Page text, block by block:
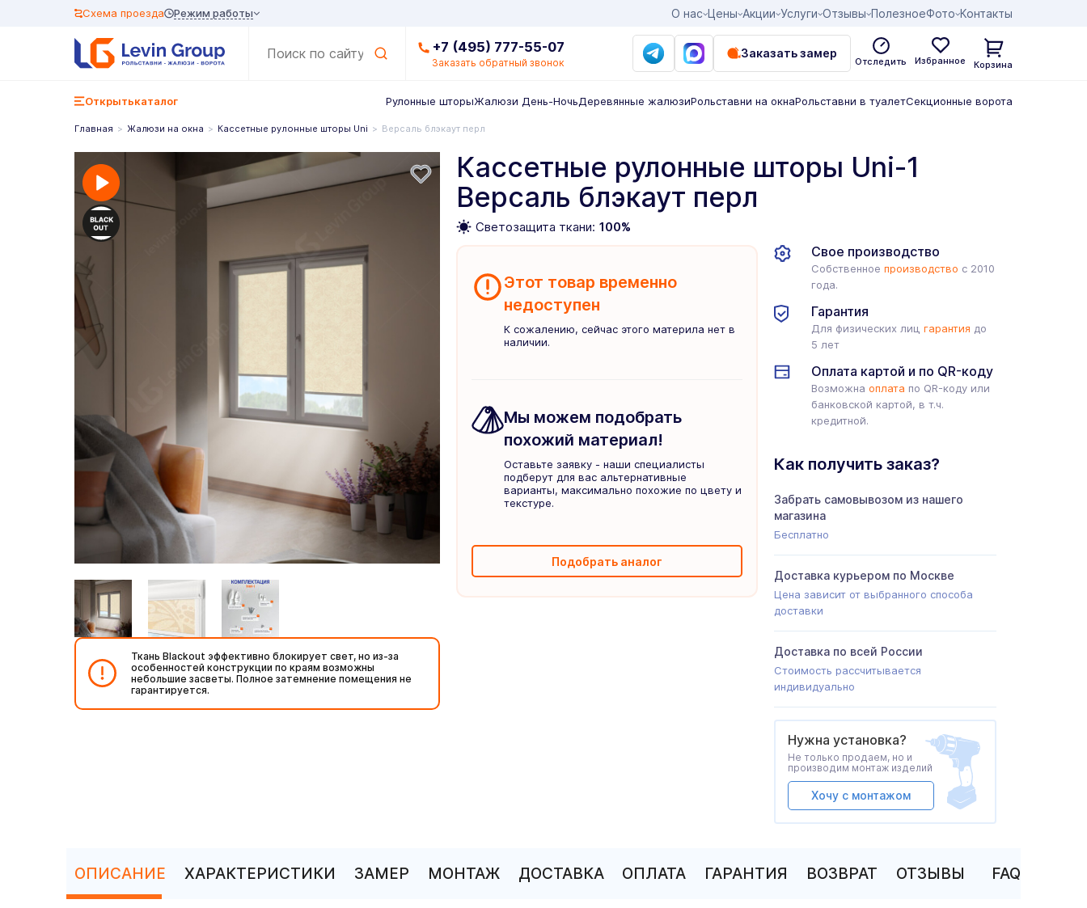
О нас Цены Акции Услуги Отзывы ПолезноеФото Контакты
Схема проезда Режим работы
+7 (495) 777-55-07
Заказать обратный звонок
Заказать замер
Отследить Избранное Корзина
Открытькаталог Рулонные шторыЖалюзи День-НочьДеревянные жалюзиРольставни на окнаРольставни в туалетСекционные ворота
Главная Жалюзи на окна Кассетные рулонные шторы Uni Версаль блэкаут перл
Кассетные рулонные шторы Uni-1
Версаль блэкаут перл
Светозащита ткани: 100%
Ткань Blackout эффективно блокирует свет, но из-за
особенностей конструкции по краям возможны
небольшие засветы. Полное затемнение помещения не
гарантируется.
Этот товар временно
недоступен
К сожалению, сейчас этого материла нет в
наличии.
Мы можем подобрать
похожий материал!
Оставьте заявку - наши специалисты
подберут для вас альтернативные
варианты, максимально похожие по цвету и
текстуре.
Подобрать аналог
Свое производство
Собственноепроизводство с 2010
года.
Гарантия
Для физических лицгарантия до
5 лет
Оплата картой и по QR-коду
Возможнаоплата по QR-коду или
банковской картой, в т.ч.
кредитной.
Как получить заказ?
Забрать самовывозом из нашего
магазина
Бесплатно
Доставка курьером по Москве
Цена зависит от выбранного способа
доставки
Доставка по всей России
Стоимость рассчитывается
индивидуально
Нужна установка?
Не только продаем, но и
производим монтаж изделий
Хочу с монтажом
ОПИСАНИЕ ХАРАКТЕРИСТИКИ ЗАМЕР МОНТАЖ ДОСТАВКА ОПЛАТА ГАРАНТИЯ ВОЗВРАТ ОТЗЫВЫ FAQ